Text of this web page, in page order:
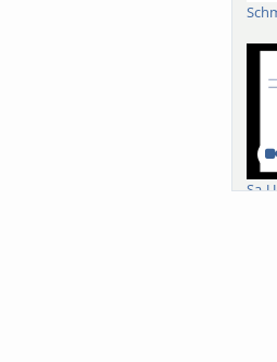
Sa-